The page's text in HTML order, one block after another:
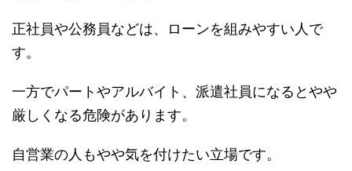
正社員や公務員などは、ローンを組みやすい人で
す。
一方でパートやアルバイト、派遣社員になるとやや
厳しくなる危険があります。
自営業の人もやや気を付けたい立場です。